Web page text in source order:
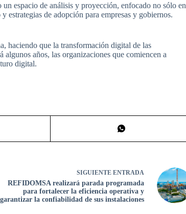
espacio de análisis y proyección, enfocado no sólo en
estrategias de adopción para empresas y gobiernos.
haciendo que la transformación digital de las
años, las organizaciones que comiencen a
digital.
SIGUIENTE ENTRADA
REFIDOMSA realizará parada programada
para fortalecer la eficiencia operativa y
garantizar la confiabilidad de sus instalaciones